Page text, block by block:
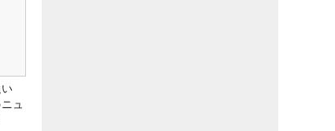
ュ